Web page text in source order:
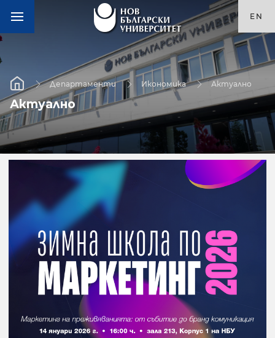
EN
Департаменти Икономика Актуално
Актуално